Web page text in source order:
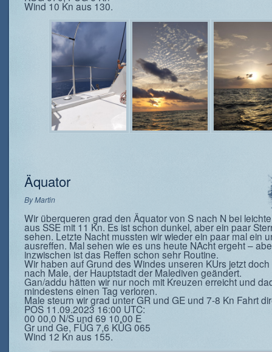
Wind 10 Kn aus 130.
Äquator
ByMartin
Wir überqueren grad den Äquator von S nach N bei
aus SSE mit 11 Kn. Es ist schon dunkel, aber ein paar
sehen. Letzte Nacht mussten wir wieder ein paar mal ein
ausreffen. Mal sehen wie es uns heute NAcht ergeht –
inzwischen ist das Reffen schon sehr Routine.
Wir haben auf Grund des Windes unseren KUrs jetzt doch
nach Male, der Hauptstadt der Malediven geändert.
Gan/addu hätten wir nur noch mit Kreuzen erreicht und
mindestens einen Tag verloren.
Male steurn wir grad unter GR und GE und 7-8 Kn Fahrt
POS 11.09.2023 16:00 UTC:
00 00,0 N/S und 69 10,00 E
Gr und Ge, FÜG 7,6 KÜG 065
Wind 12 Kn aus 155.